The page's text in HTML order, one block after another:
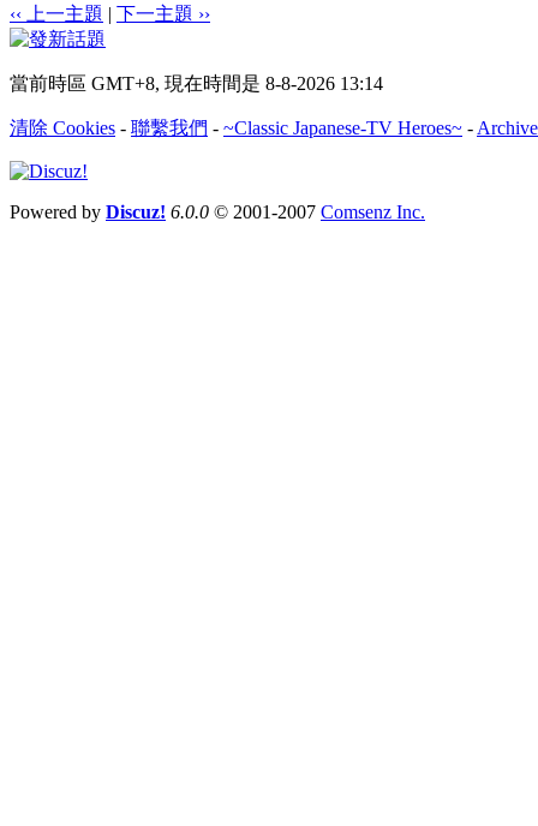
‹‹ 上一主題 | 下一主題 ››
當前時區 GMT+8, 現在時間是 8-8-2026 13:14
清除 Cookies - 聯繫我們 - ~Classic Japanese-TV Heroes~ -
Powered by Discuz! 6.0.0 © 2001-2007 Comsenz Inc.